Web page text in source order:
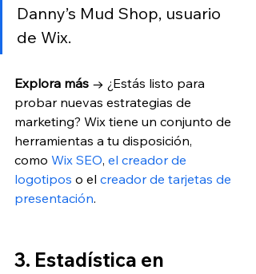
Danny’s Mud Shop, usuario
de Wix.
Explora más → ¿Estás listo para
probar nuevas estrategias de
marketing? Wix tiene un conjunto de
herramientas a tu disposición,
como Wix SEO, el creador de
logotipos o el creador de tarjetas de
presentación.
3. Estadística en